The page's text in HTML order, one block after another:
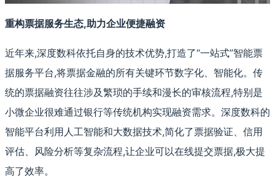
重构票据服务生态,助力企业便捷融资
近年来,深度数科依托自身的技术优势,打造了“一站式”智能票
据服务平台,将票据金融的所有关键环节数字化、智能化。传
统的票据融资往往涉及繁琐的手续和漫长的审核流程,特别是
小微企业很难通过银行等传统机构实现融资需求。深度数科的
智能平台利用人工智能和大数据技术,简化了票据验证、信用
评估、风险分析等复杂流程,让企业可以在线提交票据,极大提
高了效率。